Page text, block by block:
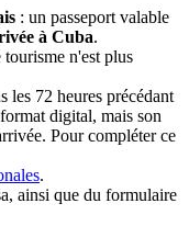
: un passeport valable
à Cuba.
n'est plus
les 72 heures précédant
digital, mais son
Pour compléter ce
.
ainsi que du formulaire